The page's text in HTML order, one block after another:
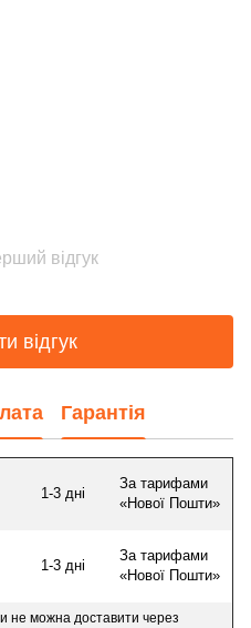
відгук
відгук
Гарантія
1-3 дні
За тарифами
«Нової Пошти»
1-3 дні
За тарифами
«Нової Пошти»
не можна доставити через